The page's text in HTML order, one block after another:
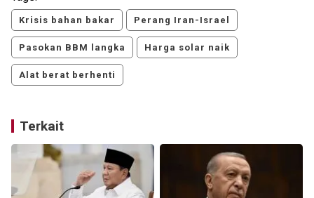
Krisis bahan bakar Perang Iran-Israel
Pasokan BBM langka Harga solar naik
Alat berat berhenti
Terkait